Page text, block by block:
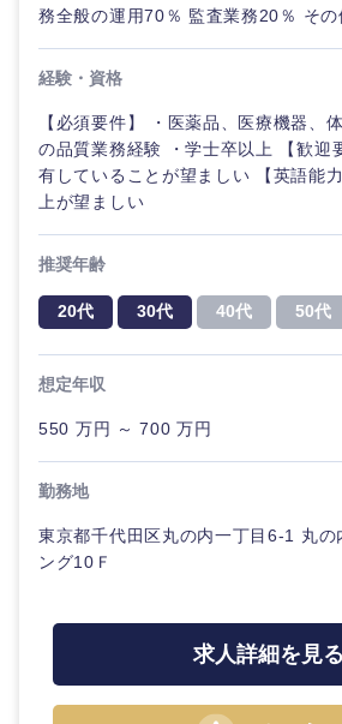
務全般の運用70％ 監査業務20％ その
経験・資格
【必須要件】 ・医薬品、医療機器、
の品質業務経験 ・学士卒以上 【歓迎
有していることが望ましい 【英語能
上が望ましい
推奨年齢
20代 30代 40代 50代
想定年収
550 万円 ～ 700 万円
勤務地
東京都千代田区丸の内一丁目6-1 丸の
ング10Ｆ
求人詳細を見る